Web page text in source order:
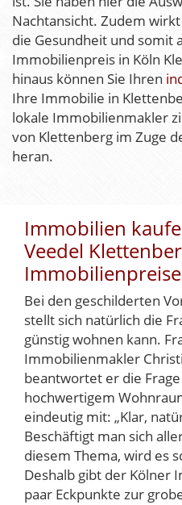
Nachtansicht. Zudem
die Gesundheit und somit
Immobilienpreis in Köln
hinaus können Sie Ihren
Ihre Immobilie in
lokale Immobilienmakler
von Klettenberg im Zuge
heran.
Immobilien
Veedel
Immobilienpreise
Bei den geschilderten
stellt sich natürlich die
günstig wohnen kann.
Immobilienmakler
beantwortet er die
hochwertigem
eindeutig mit: „Klar,
Beschäftigt man sich
diesem Thema, wird es
Deshalb gibt der Kölner
paar Eckpunkte zur